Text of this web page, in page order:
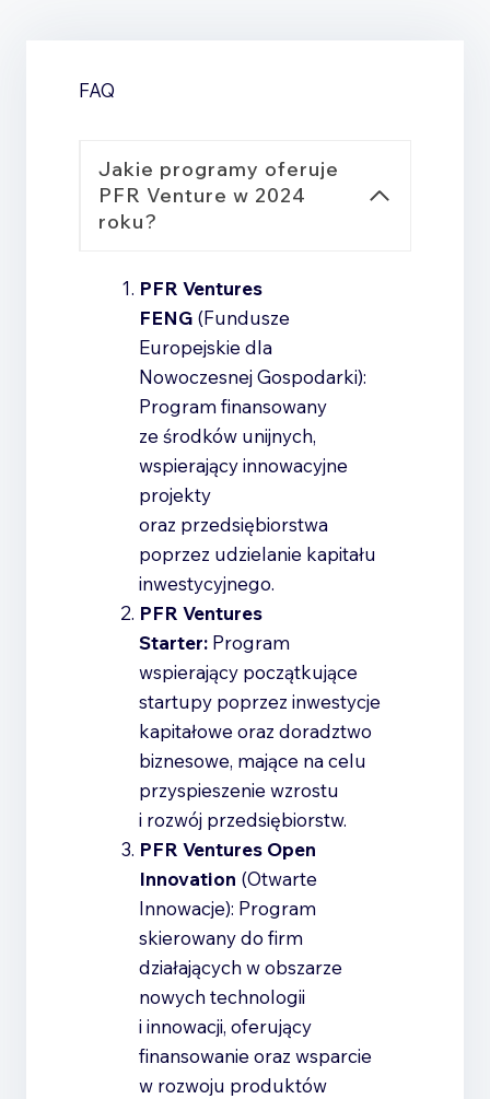
FAQ
Jakie programy oferuje
PFR Venture w 2024
roku?
PFR Ventures
FENG (Fundusze
Europejskie dla
Nowoczesnej Gospodarki):
Program finansowany
ze środków unijnych,
wspierający innowacyjne
projekty
oraz przedsiębiorstwa
poprzez udzielanie kapitału
inwestycyjnego.
PFR Ventures
Starter: Program
wspierający początkujące
startupy poprzez inwestycje
kapitałowe oraz doradztwo
biznesowe, mające na celu
przyspieszenie wzrostu
i rozwój przedsiębiorstw.
PFR Ventures Open
Innovation (Otwarte
Innowacje): Program
skierowany do firm
działających w obszarze
nowych technologii
i innowacji, oferujący
finansowanie oraz wsparcie
w rozwoju produktów